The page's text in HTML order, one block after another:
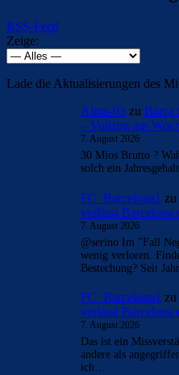
RSS-Feed
Zeige:
Lade die Aktualisierungen des
Alma-03 zu Barça
– Vollzug am
7. August 2026
30 Mios Brutto ?
solch ein
FC_Barcelona1 zu
verlässt Barcelona
7. August 2026
@serino Im "Fall
wenig verloren.
Bestechung? Seit
FC_Barcelona1 zu
verlässt Barcelona
7. August 2026
Das ist ein
andere als
ich…